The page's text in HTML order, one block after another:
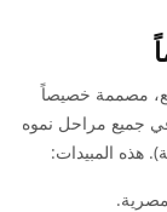
مصممة خصيصاً
جميع مراحل نموه
هذه المبيدات: